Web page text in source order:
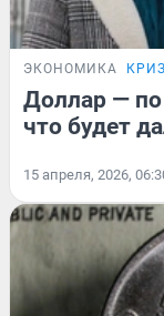
ЭКОНОМИКА
Доллар —
что будет
15 апреля, 2026,